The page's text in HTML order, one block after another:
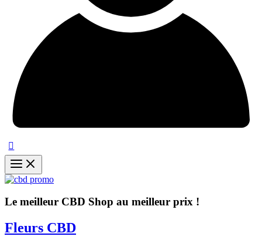
Le meilleur CBD Shop au meilleur prix !
Fleurs CBD